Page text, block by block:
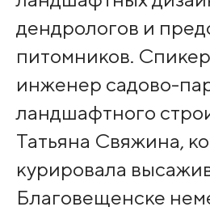
дендрологов и
питомников.
инженер садово-
ландшафтного
Татьяна Свяжина,
курировала
Благовещенске